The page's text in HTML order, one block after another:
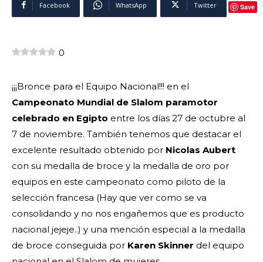
Facebook WhatsApp Twitter Save
0
¡¡¡Bronce para el Equipo Nacional!!! en el
Campeonato Mundial de Slalom paramotor
celebrado en Egipto entre los días 27 de octubre al
7 de noviembre. También tenemos que destacar el
excelente resultado obtenido por Nicolas Aubert
con su medalla de broce y la medalla de oro por
equipos en este campeonato como piloto de la
selección francesa (Hay que ver como se va
consolidando y no nos engañemos que es producto
nacional jejeje..) y una mención especial a la medalla
de broce conseguida por Karen Skinner del equipo